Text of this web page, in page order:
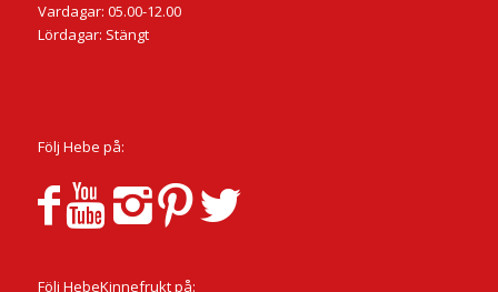
Vardagar: 05.00-12.00
Lördagar: Stängt
Följ Hebe på:
Följ HebeKinnefrukt på: